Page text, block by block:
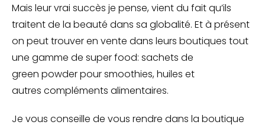
Mais leur vrai succès je pense, vient du fait qu’ils
traitent de la beauté dans sa globalité. Et à présent
on peut trouver en vente dans leurs boutiques tout
une gamme de super food: sachets de
green powder pour smoothies, huiles et
autres compléments alimentaires.
Je vous conseille de vous rendre dans la boutique